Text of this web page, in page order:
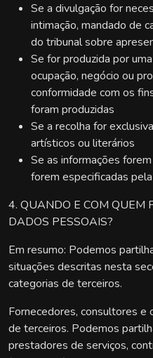
Se a divulgação for
intimação, mandado de
do tribunal sobre
Se for produzida por
ocupação, negócio ou
conformidade com os
foram produzidas
Se a recolha for
artísticos ou literários
Se as informações
forem especificadas
4. QUANDO E COM QUEM
DADOS PESSOAIS?
Em resumo: Podemos
situações descritas nesta
categorias de terceiros.
Fornecedores, consultores
de terceiros. Podemos
prestadores de serviços,